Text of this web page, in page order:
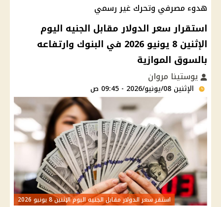
هدوء مصرفي وتحرك غير رسمي
استقرار سعر الدولار مقابل الجنيه اليوم
الإثنين 8 يونيو 2026 في البنوك وارتفاعه
بالسوق الموازية
يوستينا مروان
الإثنين 08/يونيو/2026 - 09:45 ص
استقر سعر الدولار مقابل الجنيه اليوم الإثنين 8 يونيو 2026